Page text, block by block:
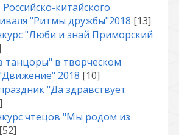
китайского
"Ритмы дружбы"2018 [13]
"Люби и знай Приморский
танцоры" в творческом
2018 [10]
"Да здравствует
чтецов "Мы родом из
[52]